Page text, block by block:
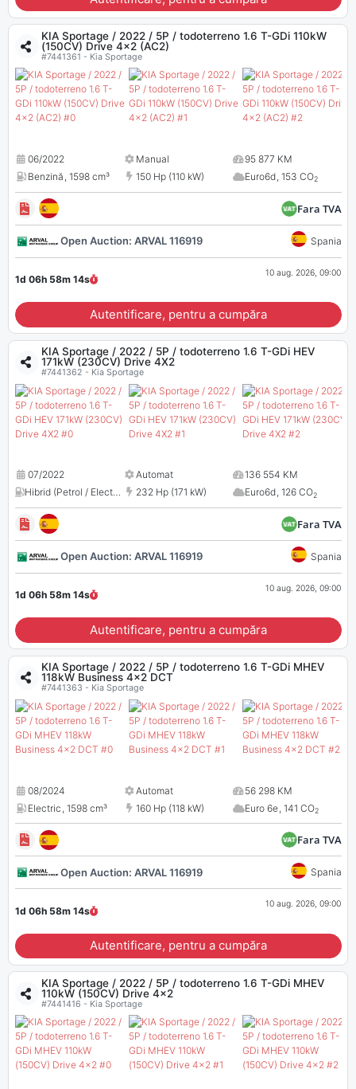
KIA Sportage / 2022 / 5P / todoterreno 1.6 T-GDi 110kW
(150CV) Drive 4x2 (AC2)
#7441361 - Kia Sportage
06/2022 Manual
95 877 KM
Benzină, 1598 cm³ 150 Hp (110 kW) Euro6d, 153 CO2
Fara TVA
Open Auction: ARVAL 116919 Spania
1d 06h 58m 13s
10 aug. 2026, 09:00
Autentificare, pentru a cumpăra
KIA Sportage / 2022 / 5P / todoterreno 1.6 T-GDi HEV
171kW (230CV) Drive 4X2
#7441362 - Kia Sportage
07/2022 Automat
136 554 KM
Hibrid (Petrol / Electric)
,1598 cm³
232 Hp (171 kW) Euro6d, 126 CO2
Fara TVA
Open Auction: ARVAL 116919 Spania
1d 06h 58m 13s
10 aug. 2026, 09:00
Autentificare, pentru a cumpăra
KIA Sportage / 2022 / 5P / todoterreno 1.6 T-GDi MHEV
118kW Business 4x2 DCT
#7441363 - Kia Sportage
08/2024 Automat
56 298 KM
Electric, 1598 cm³ 160 Hp (118 kW) Euro 6e, 141 CO2
Fara TVA
Open Auction: ARVAL 116919 Spania
1d 06h 58m 13s
10 aug. 2026, 09:00
Autentificare, pentru a cumpăra
KIA Sportage / 2022 / 5P / todoterreno 1.6 T-GDi MHEV
110kW (150CV) Drive 4x2
#7441416 - Kia Sportage